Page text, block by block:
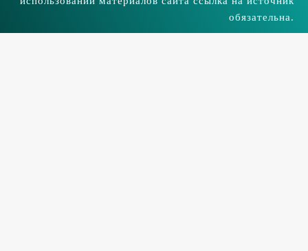
обязательна.